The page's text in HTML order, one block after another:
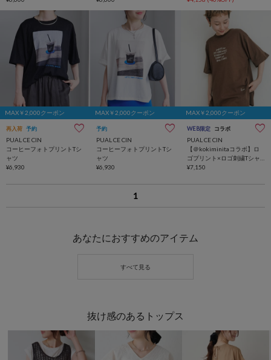
MAX￥2,000クーポン
再入荷 予約
PUAL CE CIN
コーヒーフォトプリントTシ
ャツ
¥6,930
MAX￥2,000クーポン
予約
PUAL CE CIN
コーヒーフォトプリントTシ
ャツ
¥6,930
MAX￥2,000クーポン
WEB限定 コラボ
PUAL CE CIN
【＠kokiminitaコラボ】ロ
ゴプリント×ロゴ刺繍Tシャ
ツ
¥7,150
1
あなたにおすすめのアイテム
抜け感のあるトップス